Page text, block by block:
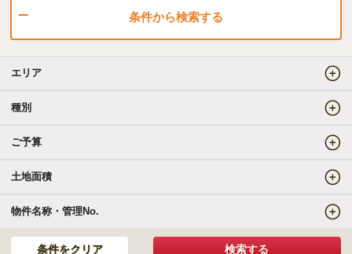
条件から検索する
エリア
種別
ご予算
土地面積
物件名称・管理No.
仲介でのご売却とは
リゾートSTYLE